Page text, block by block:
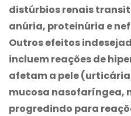
distúrbios renais
anúria, proteinúria e
Outros efeitos
incluem reações de
afetam a pele
mucosa nasofaríngea,
progredindo para